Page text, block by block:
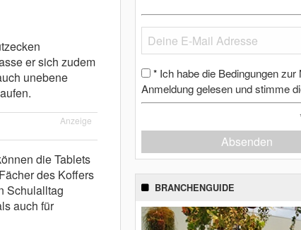
er sich zudem
unebene
Anzeige
die Tablets
des Koffers
Schulalltag
auch für
* Ich habe die Bedingungen zur
Anmeldung gelesen und stimme
Absenden
BRANCHENGUIDE